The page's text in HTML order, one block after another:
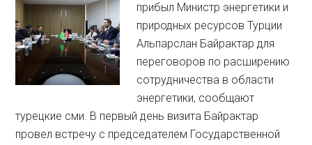
прибыл Министр энергетики и
природных ресурсов Турции
Альпарслан Байрактар для
переговоров по расширению
сотрудничества в области
энергетики, сообщают
турецкие сми. В первый день визита Байрактар
провел встречу с председателем Государственной